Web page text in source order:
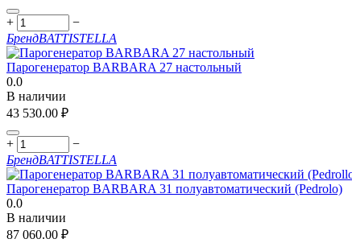
+
−
БрендBATTISTELLA
Парогенератор BARBARA 27 настольный
0.0
В наличии
43 530.00 ₽
+
−
БрендBATTISTELLA
Парогенератор BARBARA 31 полуавтоматический (Pedrolo)
0.0
В наличии
87 060.00 ₽